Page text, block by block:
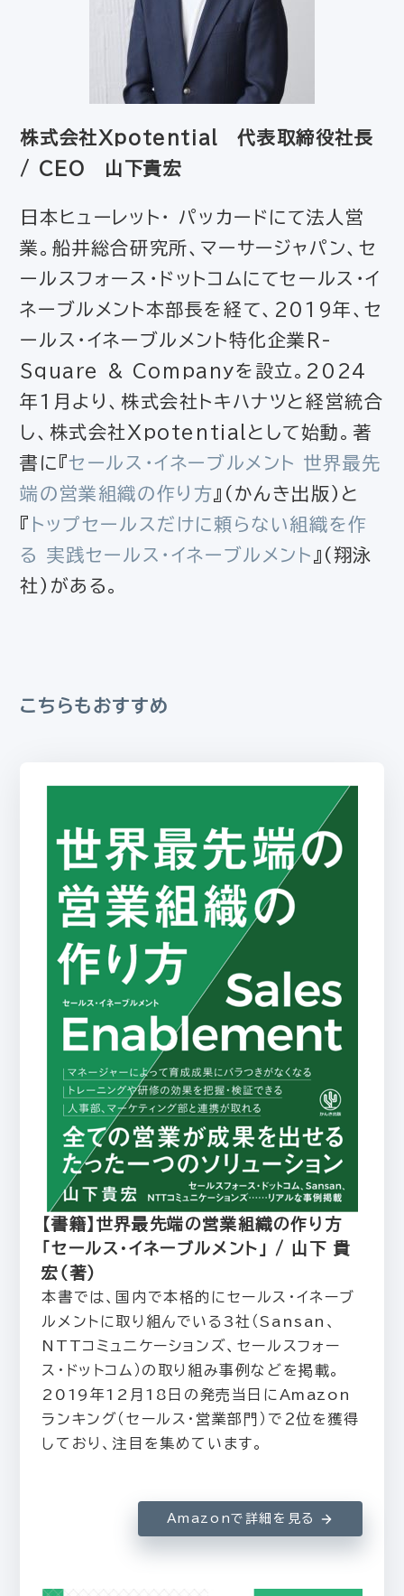
株式会社Xpotential 代表取締役社長
/ CEO 山下貴宏
日本ヒューレット・ パッカードにて法人営
業。船井総合研究所、マーサージャパン、セ
ールスフォース・ドットコムにてセールス・イ
ネーブルメント本部長を経て、2019年、セ
ールス・イネーブルメント特化企業R-
Square & Companyを設立。2024
年1月より、株式会社トキハナツと経営統合
し、株式会社Xpotentialとして始動。著
書に『セールス・イネーブルメント 世界最先
端の営業組織の作り方 』（かんき出版）と
『 トップセールスだけに頼らない組織を作
る 実践セールス・イネーブルメント 』（翔泳
社）がある。
こちらもおすすめ
【書籍】世界最先端の営業組織の作り方
「セールス・イネーブルメント」 / 山下 貴
宏（著）
本書では、国内で本格的にセールス・イネーブ
ルメントに取り組んでいる3社（Sansan、
NTTコミュニケーションズ、セールスフォー
ス・ドットコム）の取り組み事例などを掲載。
2019年12月18日の発売当日にAmazon
ランキング（セールス・営業部門）で２位を獲得
しており、注目を集めています。
Amazonで詳細を見る